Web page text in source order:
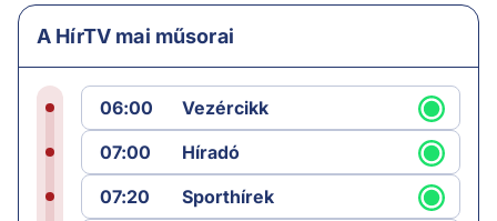
A HírTV mai műsorai
06:00
Vezércikk
07:00
Híradó
07:20
Sporthírek